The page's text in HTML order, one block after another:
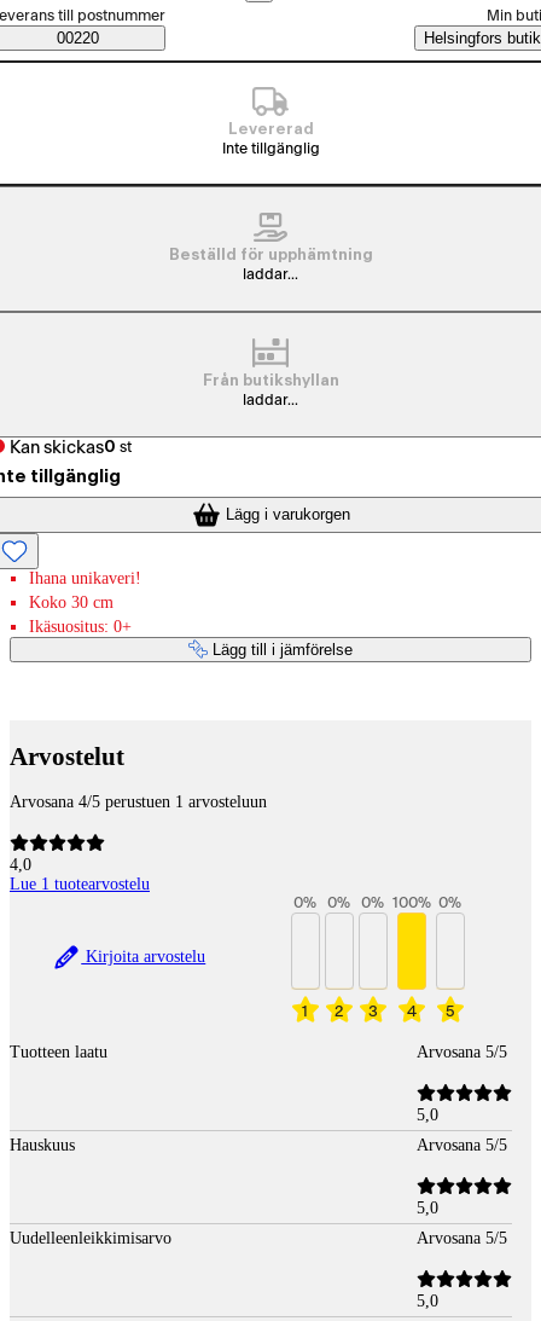
Saatavuustiedot
beställningssätt
till postnummer
00220
Min
Helsingfors butik
Levererad
Inte tillgänglig
Beställd för upphämtning
laddar...
Från butikshyllan
laddar...
Kan skickas0 st
tillgänglig
Lägg i varukorgen
Ihana unikaveri!
Koko 30 cm
Ikäsuositus: 0+
Lägg till i jämförelse
Arvostelut
Arvosana 4/5 perustuen 1 arvosteluun
4,0
Lue 1 tuotearvostelu
Kirjoita arvostelu
1
0%
2
0%
3
0%
4
100%
5
0%
Tuotteen laatu Arvosana 5/5
5,0
Hauskuus
Arvosana 5/5
5,0
Uudelleenleikkimisarvo
Arvosana 5/5
5,0